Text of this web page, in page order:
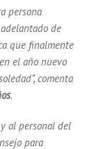
persona
de
que finalmente
el año nuevo
comenta
.
al personal del
para